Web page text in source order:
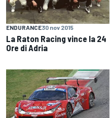
ENDURANCE30 nov 2015
La Raton Racing vince la 24
Ore di Adria